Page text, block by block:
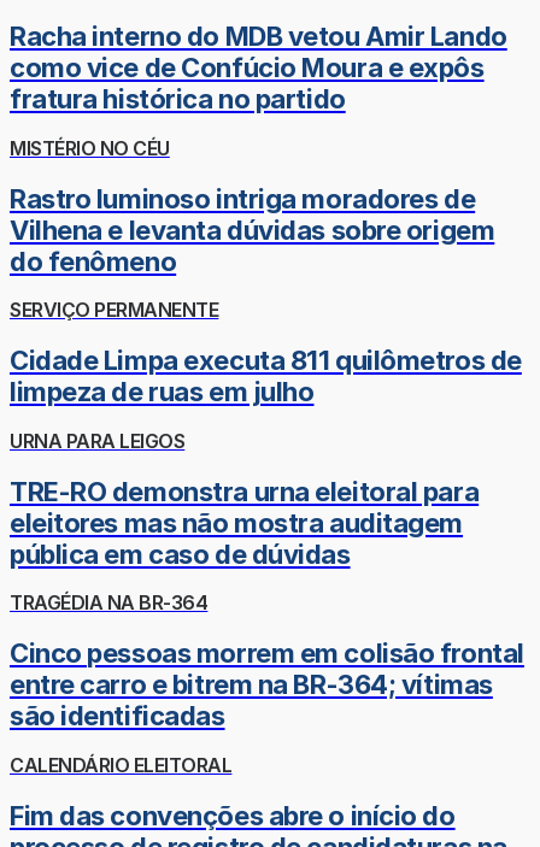
Racha interno do MDB vetou Amir Lando
como vice de Confúcio Moura e expôs
fratura histórica no partido
MISTÉRIO NO CÉU
Rastro luminoso intriga moradores de
Vilhena e levanta dúvidas sobre origem
do fenômeno
SERVIÇO PERMANENTE
Cidade Limpa executa 811 quilômetros de
limpeza de ruas em julho
URNA PARA LEIGOS
TRE-RO demonstra urna eleitoral para
eleitores mas não mostra auditagem
pública em caso de dúvidas
TRAGÉDIA NA BR-364
Cinco pessoas morrem em colisão frontal
entre carro e bitrem na BR-364; vítimas
são identificadas
CALENDÁRIO ELEITORAL
Fim das convenções abre o início do